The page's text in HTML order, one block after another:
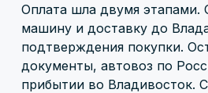
Оплата шла двумя этапами.
машину и доставку до
подтверждения покупки.
документы, автовоз по
прибытии во Владивосток.